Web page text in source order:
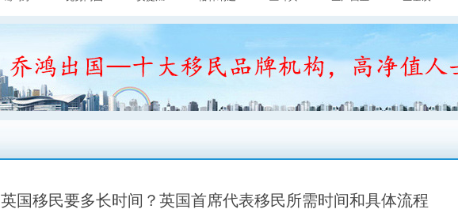
英国移民要多长时间？英国首席代表移民所需时间和具体流程